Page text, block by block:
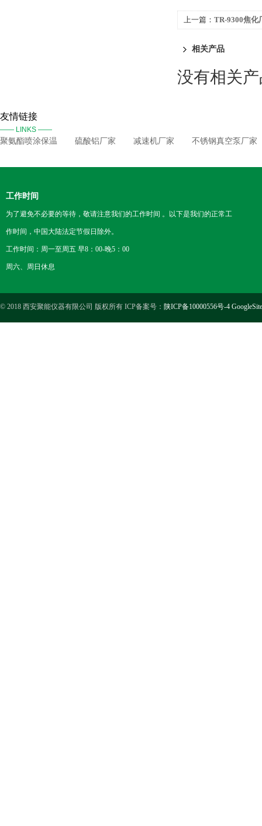
上一篇： TR-9300焦化
相关产品
没有相关
友情链接
—— LINKS ——
聚氨酯喷涂保温 硫酸铝厂家 减速机厂家 不锈钢真空泵厂家
工作时间
为了避免不必要的等待，敬请注意我们的工作时间 。以下是我们的正常工
作时间，中国大陆法定节假日除外。
工作时间：周一至周五 早8：00-晚5：00
周六、周日休息
© 2018 西安聚能仪器有限公司 版权所有 ICP备案号： 陕ICP备10000556号-4